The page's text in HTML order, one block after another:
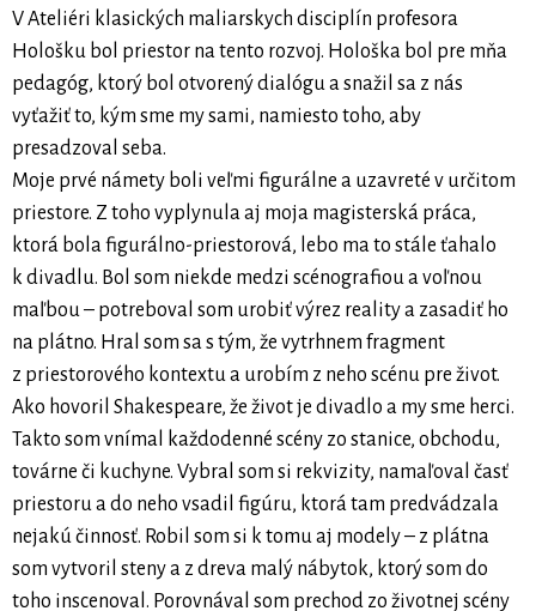
V Ateliéri klasických maliarskych disciplín profesora
Hološku bol priestor na tento rozvoj. Hološka bol pre mňa
pedagóg, ktorý bol otvorený dialógu a snažil sa z nás
vyťažiť to, kým sme my sami, namiesto toho, aby
presadzoval seba.
Moje prvé námety boli veľmi figurálne a uzavreté v určitom
priestore. Z toho vyplynula aj moja magisterská práca,
ktorá bola figurálno-priestorová, lebo ma to stále ťahalo
k divadlu. Bol som niekde medzi scénografiou a voľnou
maľbou – potreboval som urobiť výrez reality a zasadiť ho
na plátno. Hral som sa s tým, že vytrhnem fragment
z priestorového kontextu a urobím z neho scénu pre život.
Ako hovoril Shakespeare, že život je divadlo a my sme herci.
Takto som vnímal každodenné scény zo stanice, obchodu,
továrne či kuchyne. Vybral som si rekvizity, namaľoval časť
priestoru a do neho vsadil figúru, ktorá tam predvádzala
nejakú činnosť. Robil som si k tomu aj modely – z plátna
som vytvoril steny a z dreva malý nábytok, ktorý som do
toho inscenoval. Porovnával som prechod zo životnej scény